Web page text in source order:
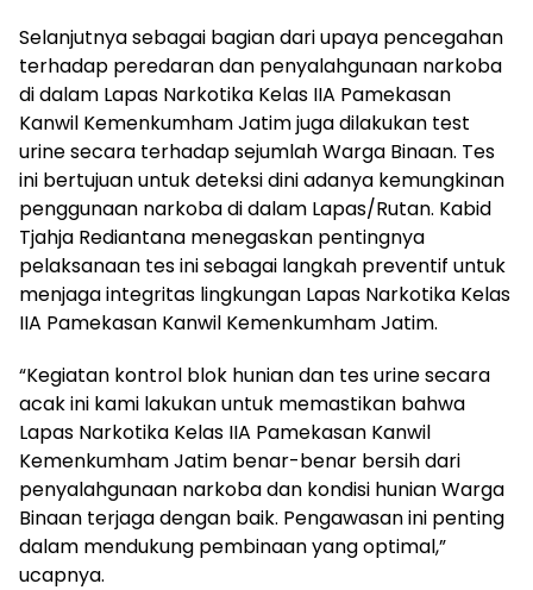
Selanjutnya sebagai bagian dari upaya pencegahan
terhadap peredaran dan penyalahgunaan narkoba
di dalam Lapas Narkotika Kelas IIA Pamekasan
Kanwil Kemenkumham Jatim juga dilakukan test
urine secara terhadap sejumlah Warga Binaan. Tes
ini bertujuan untuk deteksi dini adanya kemungkinan
penggunaan narkoba di dalam Lapas/Rutan. Kabid
Tjahja Rediantana menegaskan pentingnya
pelaksanaan tes ini sebagai langkah preventif untuk
menjaga integritas lingkungan Lapas Narkotika Kelas
IIA Pamekasan Kanwil Kemenkumham Jatim.
“Kegiatan kontrol blok hunian dan tes urine secara
acak ini kami lakukan untuk memastikan bahwa
Lapas Narkotika Kelas IIA Pamekasan Kanwil
Kemenkumham Jatim benar-benar bersih dari
penyalahgunaan narkoba dan kondisi hunian Warga
Binaan terjaga dengan baik. Pengawasan ini penting
dalam mendukung pembinaan yang optimal,”
ucapnya.